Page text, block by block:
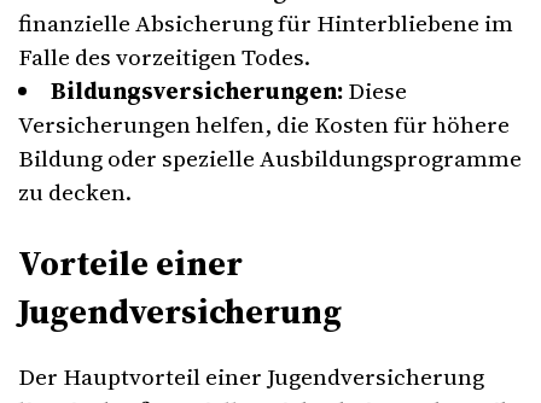
finanzielle Absicherung für Hinterbliebene im
Falle des vorzeitigen Todes.
Bildungsversicherungen:Diese
Versicherungen helfen, die Kosten für höhere
Bildung oder spezielle Ausbildungsprogramme
zu decken.
Vorteile einer
Jugendversicherung
Der Hauptvorteil einer Jugendversicherung